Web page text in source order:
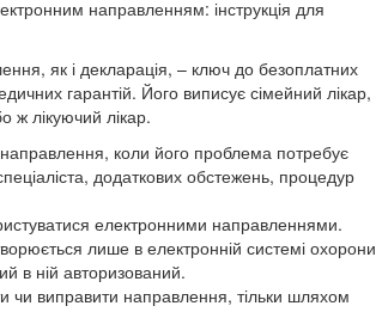
направленням: інструкція для
як і декларація, – ключ до безоплатних
гарантій. Його виписує сімейний лікар,
ж лікуючий лікар.
коли його проблема потребує
додаткових обстежень, процедур
електронними направленнями.
лише в електронній системі охорони
в ній авторизований.
чи виправити направлення, тільки шляхом